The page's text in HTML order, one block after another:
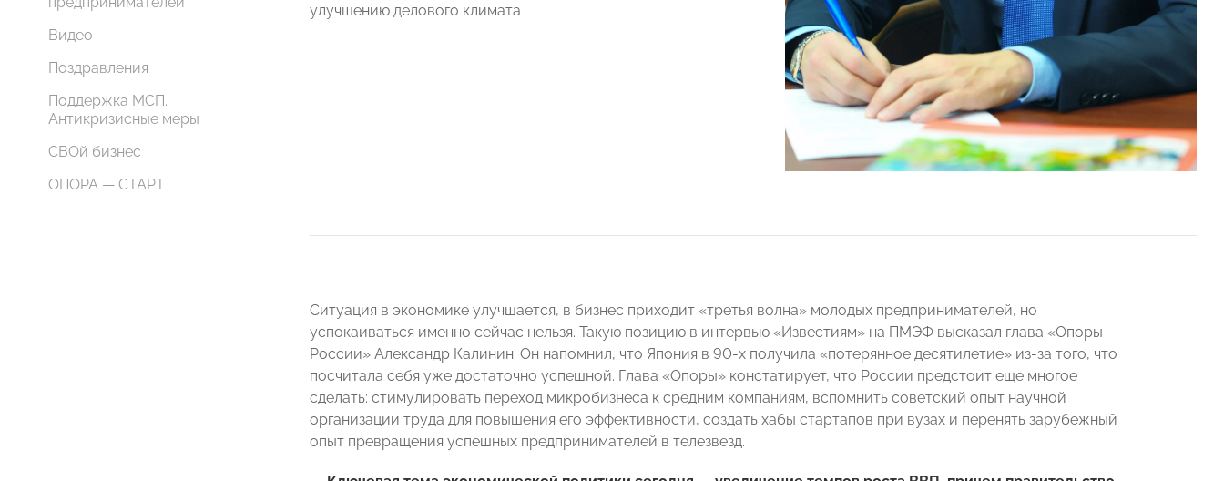
Видео
Поздравления
Поддержка МСП.
Антикризисные меры
СВОй бизнес
ОПОРА — СТАРТ
улучшению делового климата
Ситуация в экономике улучшается, в бизнес приходит «третья волна» молодых предпринимателей, но
успокаиваться именно сейчас нельзя. Такую позицию в интервью «Известиям» на ПМЭФ высказал глава «Опоры
России» Александр Калинин. Он напомнил, что Япония в 90-х получила «потерянное десятилетие» из-за того, что
посчитала себя уже достаточно успешной. Глава «Опоры» констатирует, что России предстоит еще многое
сделать: стимулировать переход микробизнеса к средним компаниям, вспомнить советский опыт научной
организации труда для повышения его эффективности, создать хабы стартапов при вузах и перенять зарубежный
опыт превращения успешных предпринимателей в телезвезд.